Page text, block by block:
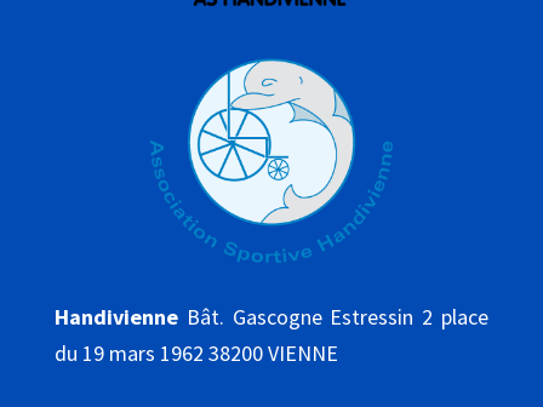
HandivienneBât. Gascogne Estressin 2 place
du 19 mars 1962 38200 VIENNE